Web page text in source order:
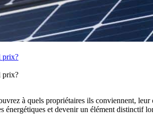
prix?
prix?
à quels propriétaires ils conviennent,
énergétiques et devenir un élément